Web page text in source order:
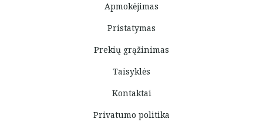
Apmokėjimas
Pristatymas
Prekių grąžinimas
Taisyklės
Kontaktai
Privatumo politika